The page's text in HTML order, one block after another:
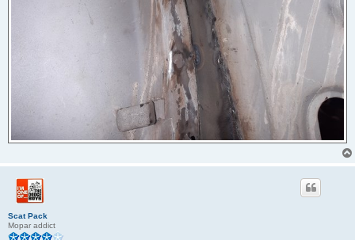
Scat Pack
Mopar addict